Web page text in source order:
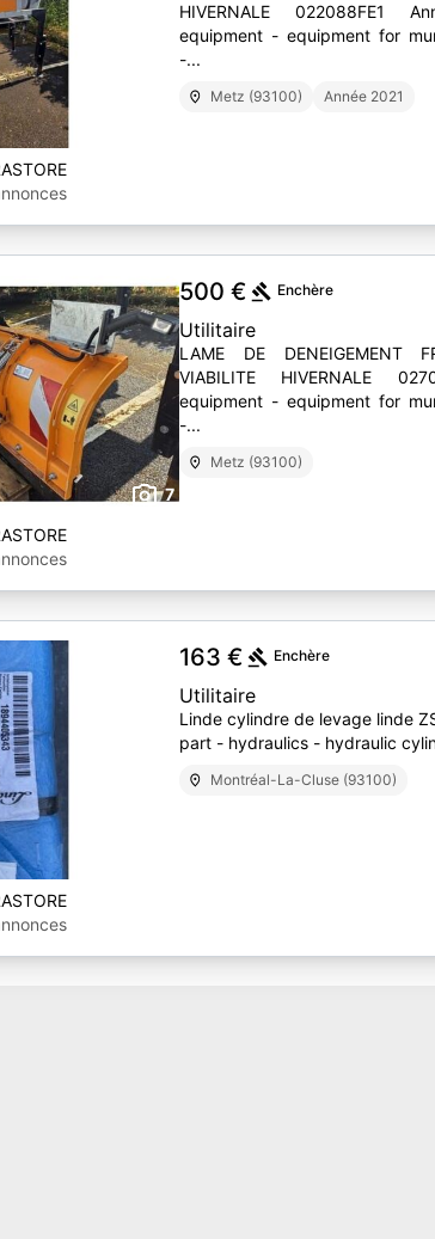
HIVERNALE 022088FE1
equipment - equipment for
-...
Metz (93100) Année 2021
7
500 € Enchère
Utilitaire
LAME DE DENEIGEMENT
VIABILITE HIVERNALE
equipment - equipment for
-...
Metz (93100)
163 € Enchère
Utilitaire
Linde cylindre de levage linde
part - hydraulics - hydraulic
Montréal-La-Cluse (93100)